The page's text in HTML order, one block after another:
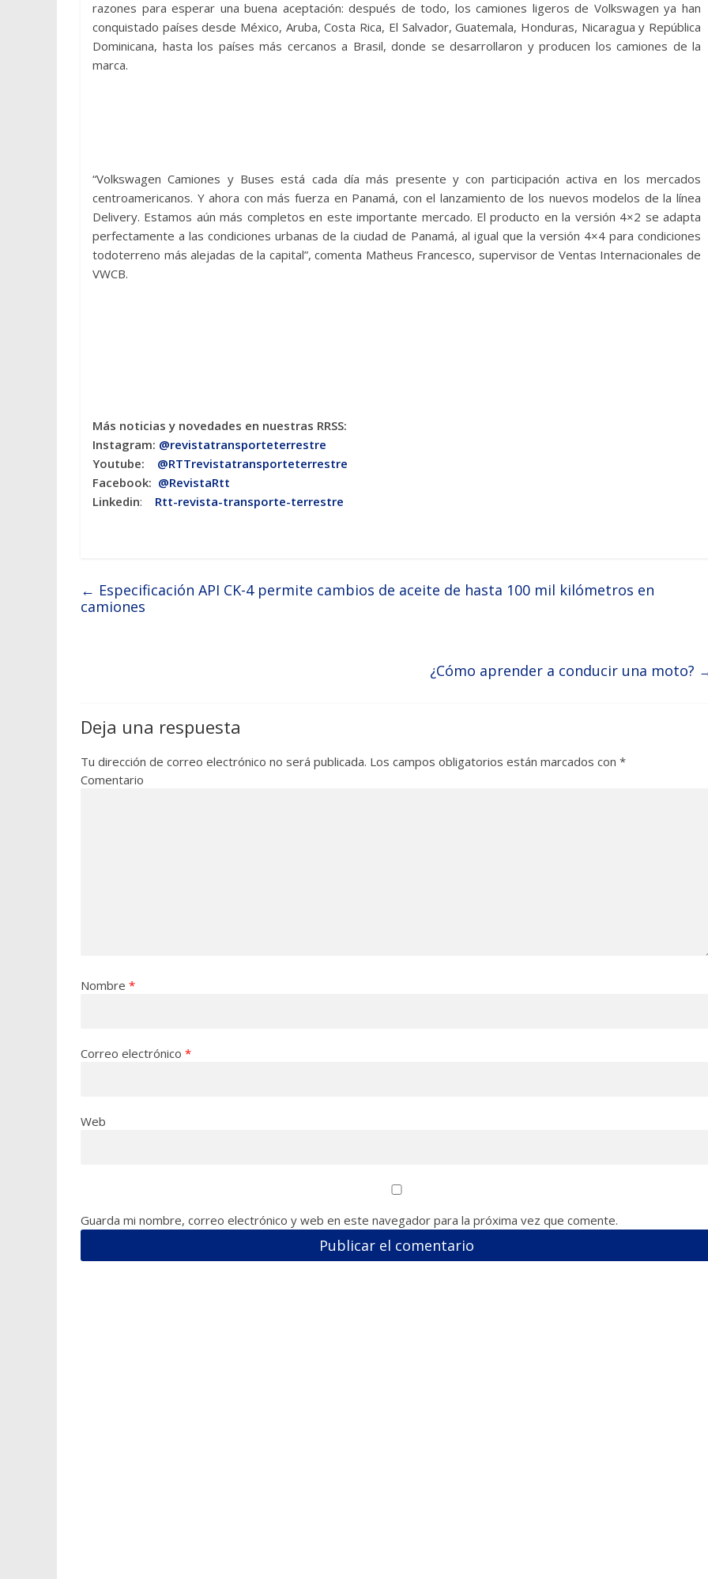
razones para esperar una buena aceptación: después de todo, los camiones ligeros de Volkswagen ya han
conquistado países desde México, Aruba, Costa Rica, El Salvador, Guatemala, Honduras, Nicaragua y República
Dominicana, hasta los países más cercanos a Brasil, donde se desarrollaron y producen los camiones de la
marca.
“Volkswagen Camiones y Buses está cada día más presente y con participación activa en los mercados
centroamericanos. Y ahora con más fuerza en Panamá, con el lanzamiento de los nuevos modelos de la línea
Delivery. Estamos aún más completos en este importante mercado. El producto en la versión 4×2 se adapta
perfectamente a las condiciones urbanas de la ciudad de Panamá, al igual que la versión 4×4 para condiciones
todoterreno más alejadas de la capital”, comenta Matheus Francesco, supervisor de Ventas Internacionales de
VWCB.
Más noticias y novedades en nuestras RRSS:
Instagram: @revistatransporteterrestre
Youtube: @RTTrevistatransporteterrestre
Facebook: @RevistaRtt
Linkedin: Rtt-revista-transporte-terrestre
← Especificación API CK-4 permite cambios de aceite de hasta 100 mil kilómetros en
camiones
¿Cómo aprender a conducir una moto?
Deja una respuesta
Tu dirección de correo electrónico no será publicada. Los campos obligatorios están marcados con *
Comentario
Nombre *
Correo electrónico *
Web
Guarda mi nombre, correo electrónico y web en este navegador para la próxima vez que comente.